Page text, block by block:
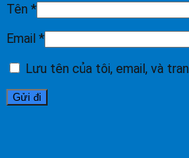
Tên *
Email *
Lưu tên của tôi, email, và